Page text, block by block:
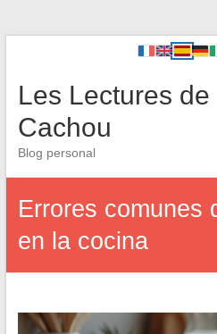
Les Lectures de
Cachou
Blog personal
Errores comunes
en la cocina